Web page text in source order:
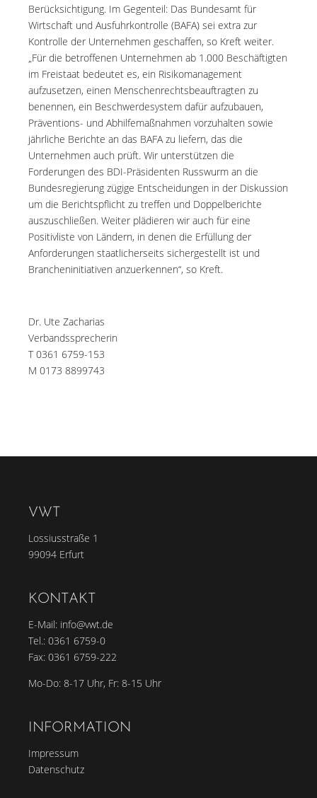
Berücksichtigung. Im Gegenteil: Das Bundesamt für
Wirtschaft und Ausfuhrkontrolle (BAFA) sei extra zur
Kontrolle der Unternehmen geschaffen, so Kreft weiter.
„Für die betroffenen Unternehmen ab 1.000 Beschäftigten
im Freistaat bedeutet es, ein Risikomanagement
aufzusetzen, einen Menschenrechtsbeauftragten zu
benennen, ein Beschwerdesystem dafür aufzubauen,
Präventions- und Abhilfemaßnahmen vorzuhalten sowie
jährliche Berichte an das BAFA zu liefern, das die
Unternehmen auch prüft. Wir unterstützen die
Forderungen des BDI-Präsidenten Russwurm an die
Bundesregierung zügige Entscheidungen in der Diskussion
um die Berichtspflicht zu treffen und Doppelberichte
auszuschließen. Weiter plädieren wir auch für eine
Positivliste von Ländern, in denen die Erfüllung der
Anforderungen staatlicherseits sichergestellt ist und
Brancheninitiativen anzuerkennen“, so Kreft.
Dr. Ute Zacharias
Verbandssprecherin
T 0361 6759-153
M 0173 8899743
VWT
Lossiusstraße 1
99094 Erfurt
KONTAKT
E-Mail: info@vwt.de
Tel.: 0361 6759-0
Fax: 0361 6759-222
Mo-Do: 8-17 Uhr, Fr: 8-15 Uhr
INFORMATION
Impressum
Datenschutz